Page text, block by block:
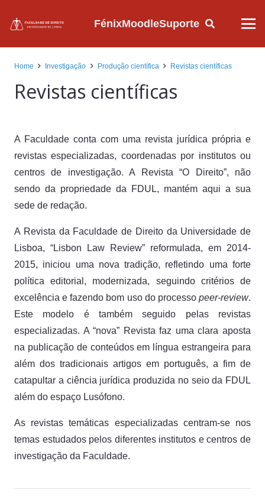
FénixMoodleSuporte
Home Investigação Produção científica Revistas científicas
Revistas científicas
A Faculdade conta com uma revista jurídica própria e
revistas especializadas, coordenadas por institutos ou
centros de investigação. A Revista “O Direito”, não
sendo da propriedade da FDUL, mantém aqui a sua
sede de redação.
A Revista da Faculdade de Direito da Universidade de
Lisboa, “Lisbon Law Review” reformulada, em 2014-
2015, iniciou uma nova tradição, refletindo uma forte
política editorial, modernizada, seguindo critérios de
excelência e fazendo bom uso do processo peer-review.
Este modelo é também seguido pelas revistas
especializadas. A “nova” Revista faz uma clara aposta
na publicação de conteúdos em língua estrangeira para
além dos tradicionais artigos em português, a fim de
catapultar a ciência jurídica produzida no seio da FDUL
além do espaço Lusófono.
As revistas temáticas especializadas centram-se nos
temas estudados pelos diferentes institutos e centros de
investigação da Faculdade.